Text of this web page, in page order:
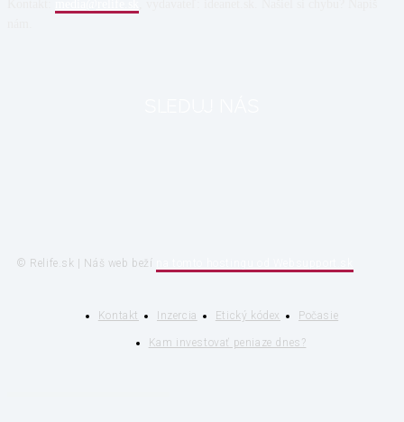
© Relife.sk | Náš web beží
Kontakt Inzercia Etický kódex Počasie
Kam investovať peniaze dnes?